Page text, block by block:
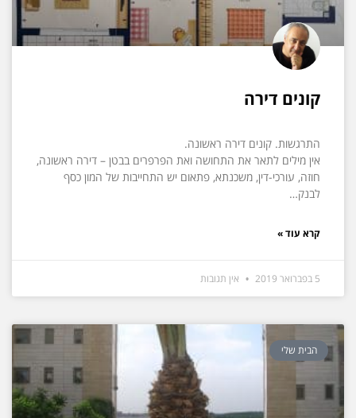
קונים דירה
התרגשות. קונים דירה ראשונה.
אין מילים לתאר את התחושה ואת הפרפרים בבטן – דירה ראשונה,
חוזה, עורכי-דין, משכנתא, פתאום יש התחייבות של המון כסף
לבנק…
קרא עוד »
5 בפברואר 2019 אין תגובות
הבית שלי